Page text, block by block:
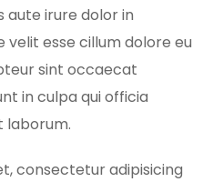
aute irure dolor in
esse cillum dolore eu
sint occaecat
in culpa qui officia
laborum.
consectetur adipisicing